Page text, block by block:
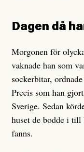
Dagen då
Morgonen för
vaknade han som
sockerbitar,
Precis som han
Sverige. Sedan
huset de bodde i till
fanns.